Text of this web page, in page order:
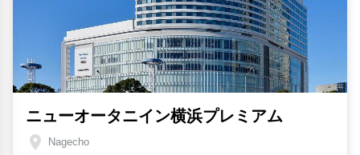
ニューオータニイン横浜プレミアム
Nagecho